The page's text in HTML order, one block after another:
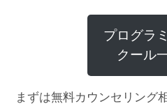
プログラ
クール
まずは無料カウンセリング